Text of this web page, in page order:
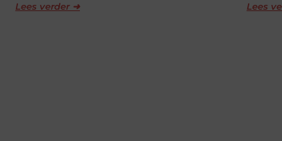
Lees verder ➜ Lees